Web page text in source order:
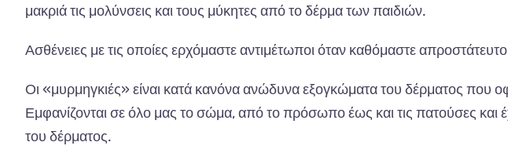
μακριά τις μολύνσεις και τους μύκητες από το δέρμα των παιδιών.
Ασθένειες με τις οποίες ερχόμαστε αντιμέτωποι όταν καθόμαστε
Οι «μυρμηγκιές» είναι κατά κανόνα ανώδυνα εξογκώματα του δέρματος που
Εμφανίζονται σε όλο μας το σώμα, από το πρόσωπο έως και τις πατούσες
του δέρματος.